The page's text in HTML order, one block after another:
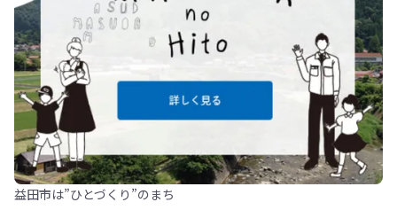
益田市は”ひとづくり”のまち